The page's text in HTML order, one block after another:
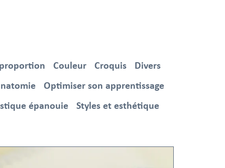
Couleur Croquis
Divers
Optimiser son apprentissage
épanouie
Styles et esthétique